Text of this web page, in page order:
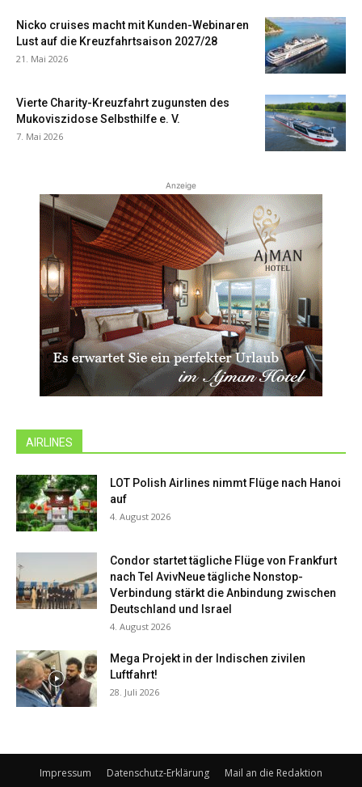
Nicko cruises macht mit Kunden-Webinaren
Lust auf die Kreuzfahrtsaison 2027/28
21. Mai 2026
Vierte Charity-Kreuzfahrt zugunsten des
Mukoviszidose Selbsthilfe e. V.
7. Mai 2026
Anzeige
AIRLINES
LOT Polish Airlines nimmt Flüge nach Hanoi
auf
4. August 2026
Condor startet tägliche Flüge von Frankfurt
nach Tel AvivNeue tägliche Nonstop-
Verbindung stärkt die Anbindung zwischen
Deutschland und Israel
4. August 2026
Mega Projekt in der Indischen zivilen
Luftfahrt!
28. Juli 2026
Impressum Datenschutz-Erklärung Mail an die Redaktion